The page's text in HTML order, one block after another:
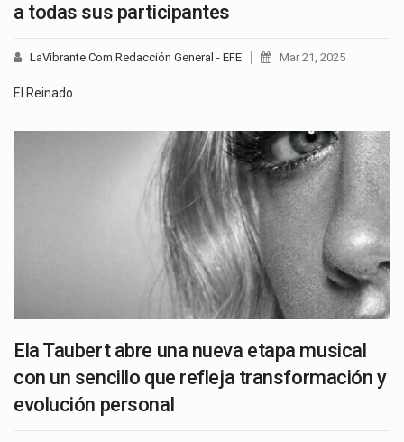
a todas sus participantes
LaVibrante.Com Redacción General - EFE Mar 21, 2025
El Reinado…
Ela Taubert abre una nueva etapa musical
con un sencillo que refleja transformación y
evolución personal